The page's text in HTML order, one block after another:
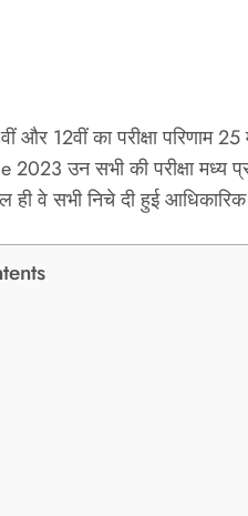
और 12वीं का परीक्षा
2023 उन सभी की परीक्षा मध्य
ही वे सभी निचे दी हुई